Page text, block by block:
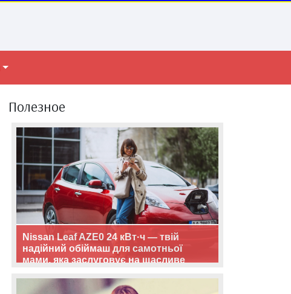
Полезное
Nissan Leaf AZE0 24 кВт·ч — твій
надійний обіймаш для самотньої
мами, яка заслуговує на щасливе